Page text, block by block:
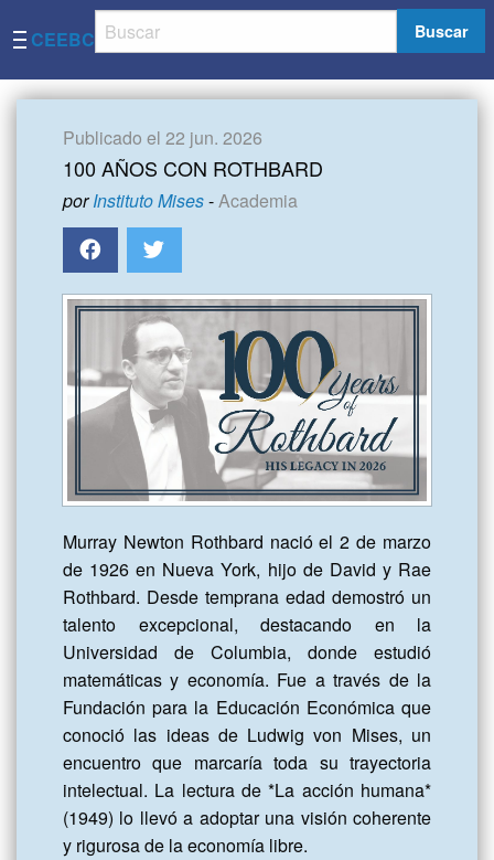
CEEBC Buscar
Publicado el 22 jun. 2026
100 AÑOS CON ROTHBARD
porInstituto Mises-Academia
Murray Newton Rothbard nació el 2 de marzo
de 1926 en Nueva York, hijo de David y Rae
Rothbard. Desde temprana edad demostró un
talento excepcional, destacando en la
Universidad de Columbia, donde estudió
matemáticas y economía. Fue a través de la
Fundación para la Educación Económica que
conoció las ideas de Ludwig von Mises, un
encuentro que marcaría toda su trayectoria
intelectual. La lectura de *La acción humana*
(1949) lo llevó a adoptar una visión coherente
y rigurosa de la economía libre.